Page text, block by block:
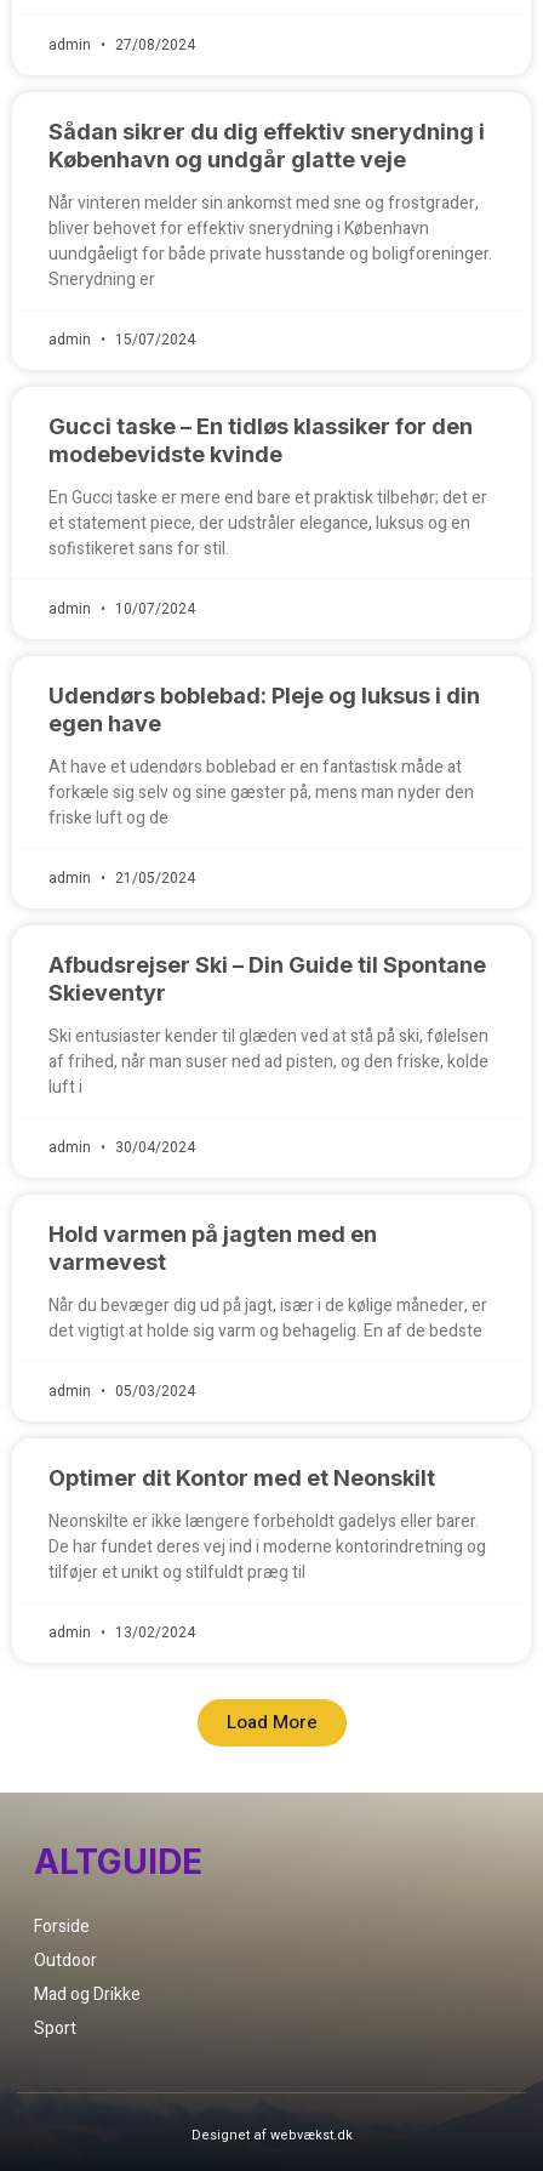
admin 27/08/2024
Sådan sikrer du dig effektiv snerydning i
København og undgår glatte veje
Når vinteren melder sin ankomst med sne og frostgrader,
bliver behovet for effektiv snerydning i København
uundgåeligt for både private husstande og boligforeninger.
Snerydning er
admin 15/07/2024
Gucci taske – En tidløs klassiker for den
modebevidste kvinde
En Gucci taske er mere end bare et praktisk tilbehør; det er
et statement piece, der udstråler elegance, luksus og en
sofistikeret sans for stil.
admin 10/07/2024
Udendørs boblebad: Pleje og luksus i din
egen have
At have et udendørs boblebad er en fantastisk måde at
forkæle sig selv og sine gæster på, mens man nyder den
friske luft og de
admin 21/05/2024
Afbudsrejser Ski – Din Guide til Spontane
Skieventyr
Ski entusiaster kender til glæden ved at stå på ski, følelsen
af frihed, når man suser ned ad pisten, og den friske, kolde
luft i
admin 30/04/2024
Hold varmen på jagten med en
varmevest
Når du bevæger dig ud på jagt, især i de kølige måneder, er
det vigtigt at holde sig varm og behagelig. En af de bedste
admin 05/03/2024
Optimer dit Kontor med et Neonskilt
Neonskilte er ikke længere forbeholdt gadelys eller barer.
De har fundet deres vej ind i moderne kontorindretning og
tilføjer et unikt og stilfuldt præg til
admin 13/02/2024
Load More
ALTGUIDE
Forside
Outdoor
Mad og Drikke
Sport
Designet af webvækst.dk